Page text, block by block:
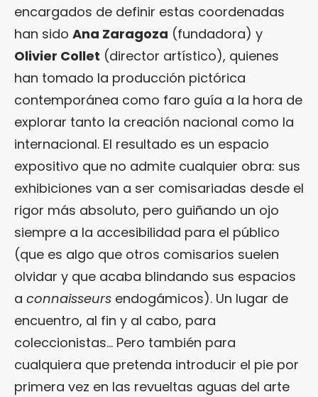
encargados de definir estas coordenadas
han sido Ana Zaragoza (fundadora) y
Olivier Collet (director artístico), quienes
han tomado la producción pictórica
contemporánea como faro guía a la hora de
explorar tanto la creación nacional como la
internacional. El resultado es un espacio
expositivo que no admite cualquier obra: sus
exhibiciones van a ser comisariadas desde el
rigor más absoluto, pero guiñando un ojo
siempre a la accesibilidad para el público
(que es algo que otros comisarios suelen
olvidar y que acaba blindando sus espacios
a connaisseurs endogámicos). Un lugar de
encuentro, al fin y al cabo, para
coleccionistas… Pero también para
cualquiera que pretenda introducir el pie por
primera vez en las revueltas aguas del arte